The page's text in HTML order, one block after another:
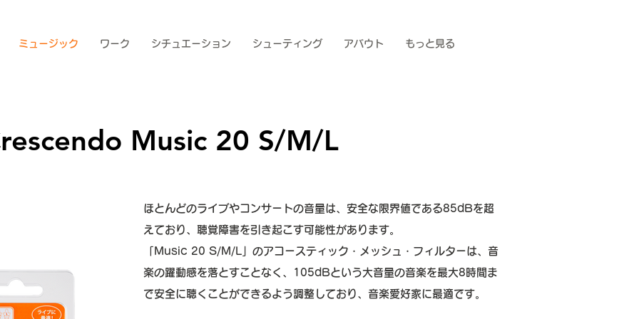
ミュージック ワーク シチュエーション シューティング アバウト もっと見る
Music 20 S/M/L
ほとんどのライブやコンサートの音量は、安全な限界値である85dBを超
えており、聴覚障害を引き起こす可能性があります。
「Music 20 S/M/L」のアコースティック・メッシュ・フィルターは、音
楽の躍動感を落とすことなく、105dBという大音量の音楽を最大8時間ま
で安全に聴くことができるよう調整しており、音楽愛好家に最適です。